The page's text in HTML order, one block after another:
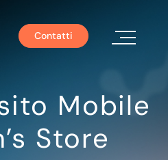
Contatti
Mobile
Store